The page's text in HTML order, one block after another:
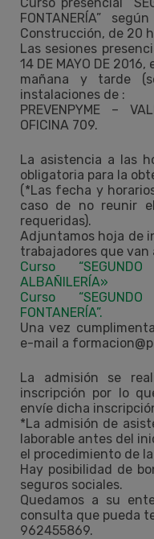
FONTANERÍA”
Construcción, de 20
Las sesiones
14 DE MAYO DE
mañana y tarde
instalaciones de :
PREVENPYME –
OFICINA 709.
La asistencia a las
obligatoria para la
(*Las fecha y
caso de no reunir
requeridas).
Adjuntamos hoja de
trabajadores que van
Curso
ALBAÑILERÍA»
Curso
FONTANERÍA”.
Una vez
e-mail a
La admisión se
inscripción por lo
envíe dicha
*La admisión de
laborable antes del
el procedimiento de la
Hay posibilidad de
seguros sociales.
Quedamos a su
consulta que pueda
962455869.